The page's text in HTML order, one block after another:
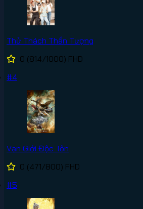
Thử Thách Thần Tượng
0 (814/1000) FHD
#4
Vạn Giới Độc Tôn
0 (471/800) FHD
#5